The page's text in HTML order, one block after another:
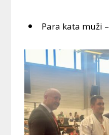
Para kata muži –